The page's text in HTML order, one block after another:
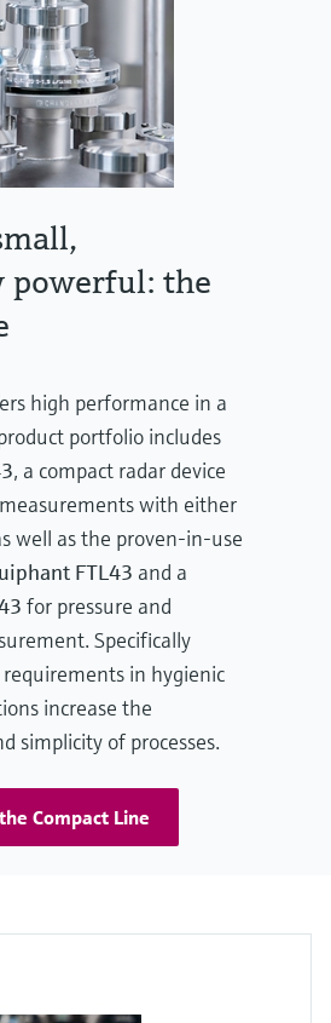
powerful: the
high performance in a
portfolio includes
, a compact radar device
with either
well as the proven-in-use
FTL43 and a
for pressure and
Specifically
in hygienic
increase the
simplicity of processes.
Compact Line